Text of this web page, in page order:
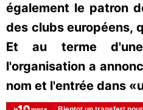
également le patron
des clubs européens,
Et au terme d'une
l'organisation a
nom et l'entrée dans